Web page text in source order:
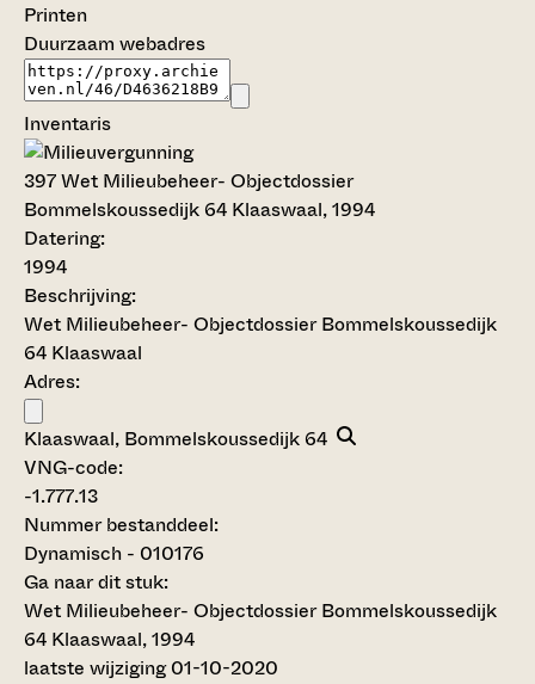
Printen
Duurzaam webadres
Inventaris
397Wet Milieubeheer- Objectdossier
Bommelskoussedijk 64 Klaaswaal, 1994
Datering:
1994
Beschrijving:
Wet Milieubeheer- Objectdossier Bommelskoussedijk
64 Klaaswaal
Adres:
Klaaswaal, Bommelskoussedijk 64
VNG-code:
-1.777.13
Nummer bestanddeel:
Dynamisch - 010176
Ga naar dit stuk:
Wet Milieubeheer- Objectdossier Bommelskoussedijk
64 Klaaswaal, 1994
laatste wijziging 01-10-2020